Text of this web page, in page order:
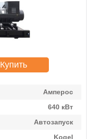
Купить
Амперос
640 кВт
Автозапуск
Kogel